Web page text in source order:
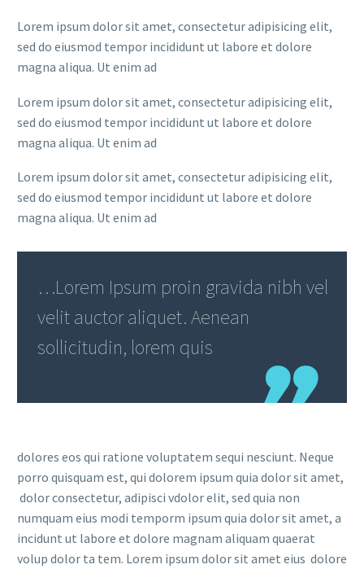
Lorem ipsum dolor sit amet, consectetur adipisicing elit,
sed do eiusmod tempor incididunt ut labore et dolore
magna aliqua. Ut enim ad
Lorem ipsum dolor sit amet, consectetur adipisicing elit,
sed do eiusmod tempor incididunt ut labore et dolore
magna aliqua. Ut enim ad
Lorem ipsum dolor sit amet, consectetur adipisicing elit,
sed do eiusmod tempor incididunt ut labore et dolore
magna aliqua. Ut enim ad
…Lorem Ipsum proin gravida nibh vel
velit auctor aliquet. Aenean
sollicitudin, lorem quis
dolores eos qui ratione voluptatem sequi nesciunt. Neque
porro quisquam est, qui dolorem ipsum quia dolor sit amet,
dolor consectetur, adipisci vdolor elit, sed quia non
numquam eius modi temporm ipsum quia dolor sit amet, a
incidunt ut labore et dolore magnam aliquam quaerat
volup dolor ta tem. Lorem ipsum dolor sit amet eius dolore